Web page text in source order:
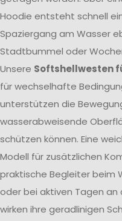
Hoodie entsteht schnell
Spaziergang am Wasser
Stadtbummel oder
Unsere Softshellwesten
für wechselhafte
unterstützen die
wasserabweisende
schützen können. Eine
Modell für zusätzlichen
praktische Begleiter beim
oder bei aktiven Tagen an
wirken ihre geradlinigen